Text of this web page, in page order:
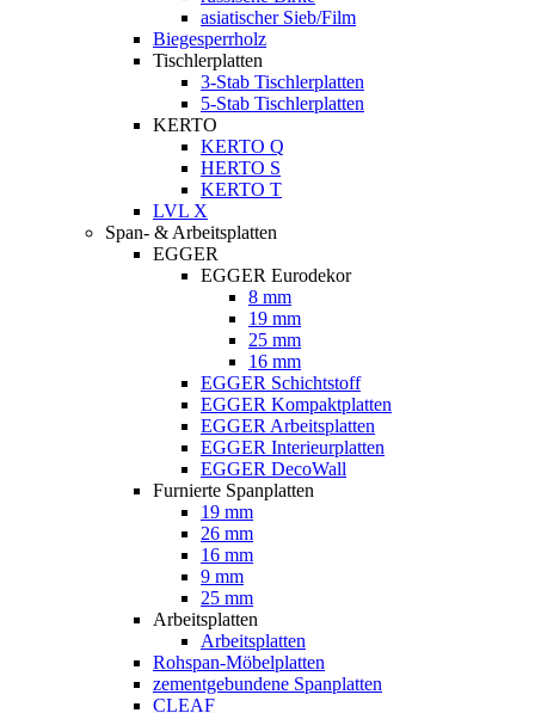
asiatischer Sieb/Film
Biegesperrholz
Tischlerplatten
3-Stab Tischlerplatten
5-Stab Tischlerplatten
KERTO
KERTO Q
HERTO S
KERTO T
LVL X
Span- & Arbeitsplatten
EGGER
EGGER Eurodekor
8 mm
19 mm
25 mm
16 mm
EGGER Schichtstoff
EGGER Kompaktplatten
EGGER Arbeitsplatten
EGGER Interieurplatten
EGGER DecoWall
Furnierte Spanplatten
19 mm
26 mm
16 mm
9 mm
25 mm
Arbeitsplatten
Arbeitsplatten
Rohspan-Möbelplatten
zementgebundene Spanplatten
CLEAF